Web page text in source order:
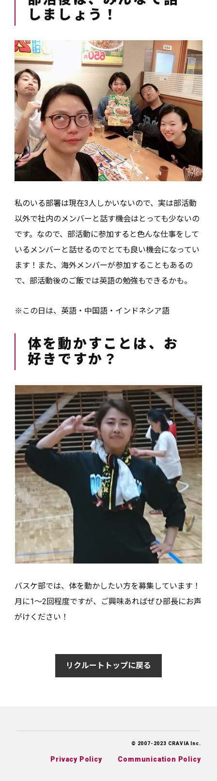
しましょう！
私のいる部署は現在3人しかいないので、実は部活動
以外で社内のメンバーと話す機会はとっても少ないの
です。なので、部活動に参加すると色んな仕事をして
いるメンバーと話せるのでとても良い機会になってい
ます！また、海外メンバーが参加することもあるの
で、部活動後のご飯では英語の勉強もできるかも。
※この日は、英語・中国語・インドネシア語
体を動かすことは、お
好きですか？
バスケ部では、体を動かしたい方を募集しています！
月に1～2回程度ですが、ご興味あればぜひ部長にお声
がけください！
リクルートトップに戻る
© 2007-2023 CRAVIA Inc.
Privacy Policy Communication Policy